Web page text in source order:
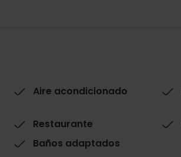
Aire acondicionado
Restaurante
Baños adaptados